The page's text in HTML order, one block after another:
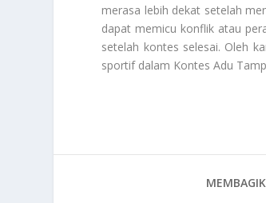
merasa lebih dekat setelah
dapat memicu konflik atau
setelah kontes selesai. Oleh
sportif dalam Kontes Adu